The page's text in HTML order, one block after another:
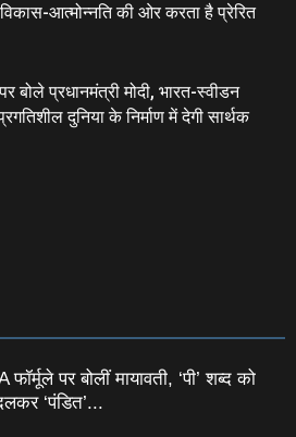
आत्मोन्नति की ओर करता है प्रेरित
बोले प्रधानमंत्री मोदी, भारत-स्वीडन
दुनिया के निर्माण में देगी सार्थक
पर बोलीं मायावती, ‘पी’ शब्द को
‘पंडित’...